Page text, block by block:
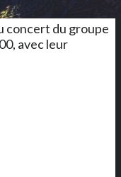
concert du groupe
avec leur